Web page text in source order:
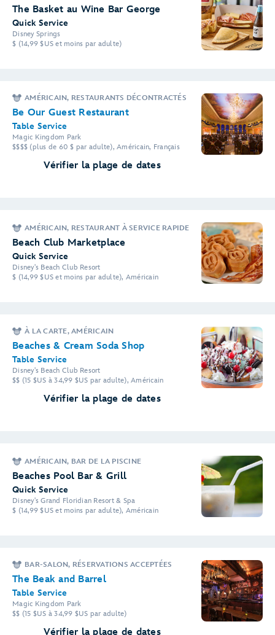
The Basket au Wine Bar George
Quick Service
Disney Springs
$ (14,99 $US et moins par adulte)
AMÉRICAIN, RESTAURANTS DÉCONTRACTÉS
Be Our Guest Restaurant
Table Service
Magic Kingdom Park
$$$$ (plus de 60 $ par adulte), Américain, Français
Vérifier la plage de dates
AMÉRICAIN, RESTAURANT À SERVICE RAPIDE
Beach Club Marketplace
Quick Service
Disney's Beach Club Resort
$ (14,99 $US et moins par adulte), Américain
À LA CARTE, AMÉRICAIN
Beaches & Cream Soda Shop
Table Service
Disney's Beach Club Resort
$$ (15 $US à 34,99 $US par adulte), Américain
Vérifier la plage de dates
AMÉRICAIN, BAR DE LA PISCINE
Beaches Pool Bar & Grill
Quick Service
Disney's Grand Floridian Resort & Spa
$ (14,99 $US et moins par adulte), Américain
BAR-SALON, RÉSERVATIONS ACCEPTÉES
The Beak and Barrel
Table Service
Magic Kingdom Park
$$ (15 $US à 34,99 $US par adulte)
Vérifier la plage de dates